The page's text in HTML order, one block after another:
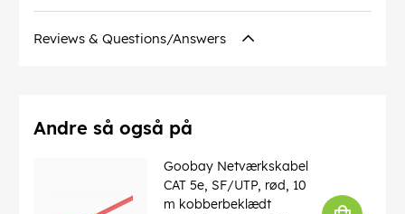
Optisk fiber diameter af kappe: 125 µ
Forbindelser: Ceramic Ferrule
chemical substance: Pb
Kink beskyttelse: ja
: Simplex-kabel
: Glass Fibre G.657.A2
LSZH overensstemmelse: ja
Reviews & Questions/Answers
Andre så også på
Goobay Netværkskabel
CAT 5e, SF/UTP, rød, 10
m kobberbeklædt